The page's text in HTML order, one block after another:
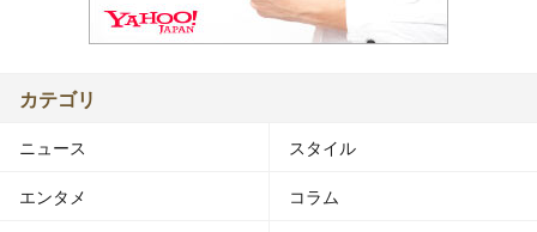
カテゴリ
ニュース スタイル
エンタメ コラム